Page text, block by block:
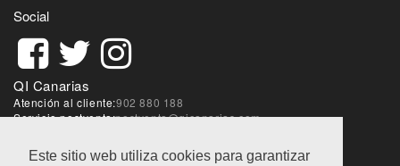
Este sitio web utiliza cookies para garantizar
Social
QI Canarias
Atención al cliente:902 880 188
Servicio postventa:postventa@qicanarias.com